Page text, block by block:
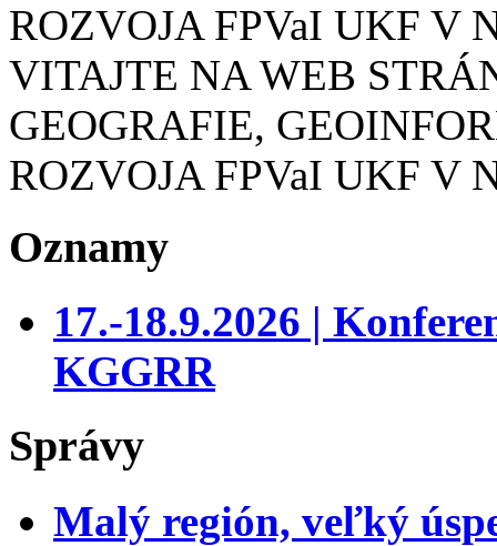
ROZVOJA FPVaI UKF V
VITAJTE NA WEB
GEOGRAFIE,
ROZVOJA FPVaI UKF V
Oznamy
17.-18.9.2026 |
KGGRR
Správy
Malý región, veľký